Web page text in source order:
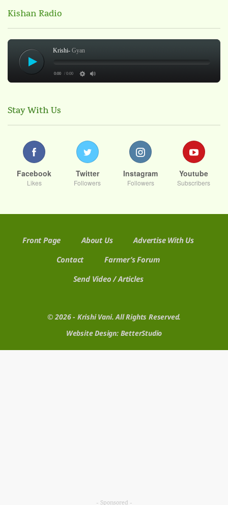
Kishan Radio
Krishi- Gyan
0:00 / 0:00
Stay With Us
Facebook
Likes
Twitter
Followers
Instagram
Followers
Youtube
Subscribers
Front Page About Us
Advertise With Us
Contact
Farmer’s Forum
Send Video / Articles
© 2026 - Krishi Vani. All Rights Reserved.
Website Design: BetterStudio